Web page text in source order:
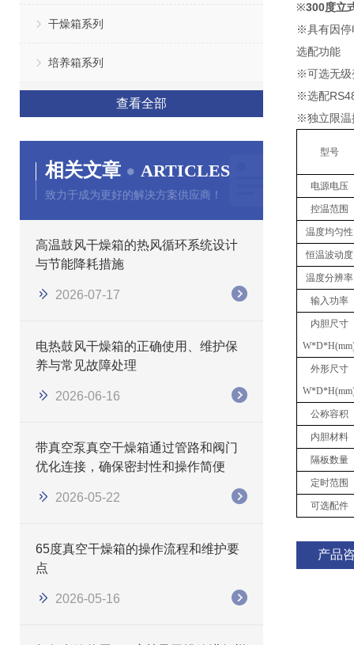
干燥箱系列
培养箱系列
查看全部
相关文章 ARTICLES
致力于成为更好的解决方案供应商！
高温鼓风干燥箱的热风循环系统设计
与节能降耗措施
2026-07-17
电热鼓风干燥箱的正确使用、维护保
养与常见故障处理
2026-06-16
带真空泵真空干燥箱通过管路和阀门
优化连接，确保密封性和操作简便
2026-05-22
65度真空干燥箱的操作流程和维护要
点
2026-05-16
※300度立
※具有因停
选配功能
※可选无级
※选配
※独立限温
型号
电源电压
控温范围
温度均匀性
恒温波动度
温度分辨率
输入功率
内胆尺寸
外形尺寸
公称容积
内胆材料
隔板数量
定时范围
可选配件
产品